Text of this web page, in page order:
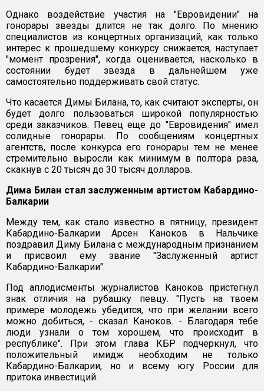
Однако воздействие участия на "Евровидении" на
гонорары звезды длится не так долго. По мнению
специалистов из концертных организаций, как только
интерес к прошедшему конкурсу снижается, наступает
"момент прозрения", когда оценивается, насколько в
состоянии будет звезда в дальнейшем уже
самостоятельно поддерживать свой статус.
Что касается Димы Билана, то, как считают эксперты, он
будет долго пользоваться широкой популярностью
среди заказчиков. Певец еще до "Евровидения" имел
солидные гонорары. По сообщениям концертных
агентств, после конкурса его гонорары тем не менее
стремительно выросли как минимум в полтора раза,
скакнув с 20 тысяч до 30 тысяч долларов.
Дима Билан стал заслуженным артистом Кабардино-
Балкарии
Между тем, как стало известно в пятницу, президент
Кабардино-Балкарии Арсен Каноков в Нальчике
поздравил Диму Билана с международным признанием
и присвоил ему звание "Заслуженный артист
Кабардино-Балкарии".
Под аплодисменты журналистов Каноков пристегнул
знак отличия на рубашку певцу. "Пусть на твоем
примере молодежь убедится, что при желании всего
можно добиться, - сказал Каноков. - Благодаря тебе
люди узнали о том хорошем, что происходит в
республике". При этом глава КБР подчеркнул, что
положительный имидж необходим не только
Кабардино-Балкарии, но и всему югу России для
притока инвестиций.